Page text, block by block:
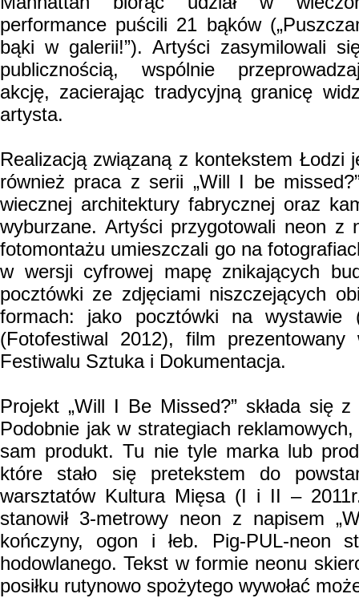
performance puścili 21 bąków
bąki w galerii!”). Artyści zasymilowali
publicznością, wspólnie
akcję, zacierając tradycyjną granicę
artysta.
Realizacją związaną z kontekstem Łodzi
również praca z serii „Will I be
wiecznej architektury fabrycznej oraz
wyburzane. Artyści przygotowali neon z
fotomontażu umieszczali go na
w wersji cyfrowej mapę znikających
pocztówki ze zdjęciami niszczejących
formach: jako pocztówki na wystawie
(Fotofestiwal 2012), film
Festiwalu Sztuka i Dokumentacja.
Projekt „Will I Be Missed?” składa się
Podobnie jak w strategiach
sam produkt. Tu nie tyle marka lub
które stało się pretekstem do
warsztatów Kultura Mięsa (I i II –
stanowił 3-metrowy neon z napisem
kończyny, ogon i łeb. Pig-PUL-neon
hodowlanego. Tekst w formie neonu
posiłku rutynowo spożytego wywołać